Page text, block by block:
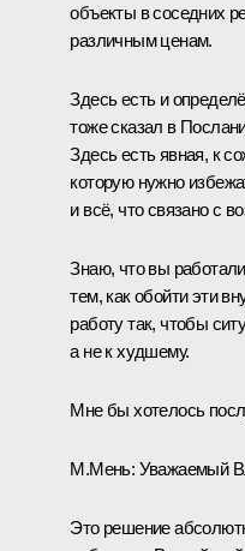
объекты в соседних
различным ценам.
Здесь есть и
тоже сказал в
Здесь есть явная, к
которую нужно
и всё, что связано с
Знаю, что вы
тем, как обойти эти
работу так, чтобы
а не к худшему.
Мне бы хотелось
М.Мень: Уважаемый
Это решение